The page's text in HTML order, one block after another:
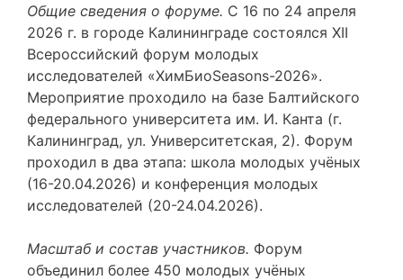
Общие сведения о форуме. С 16 по 24 апреля
2026 г. в городе Калининграде состоялся XII
Всероссийский форум молодых
исследователей «ХимБиоSeasons-2026».
Мероприятие проходило на базе Балтийского
федерального университета им. И. Канта (г.
Калининград, ул. Университетская, 2). Форум
проходил в два этапа: школа молодых учёных
(16-20.04.2026) и конференция молодых
исследователей (20-24.04.2026).
Масштаб и состав участников. Форум
объединил более 450 молодых учёных